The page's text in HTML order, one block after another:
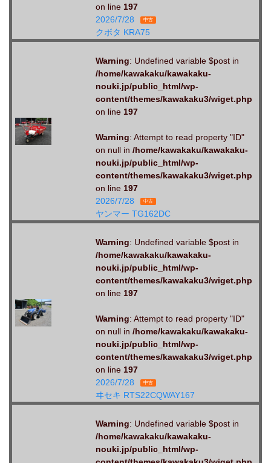
on line 197
2026/7/28
中古
クボタ KRA75
Warning: Undefined variable $post in
/home/kawakaku/kawakaku-
nouki.jp/public_html/wp-
content/themes/kawakaku3/wiget.php
on line 197
Warning: Attempt to read property "ID"
on null in /home/kawakaku/kawakaku-
nouki.jp/public_html/wp-
content/themes/kawakaku3/wiget.php
on line 197
2026/7/28
中古
ヤンマー TG162DC
Warning: Undefined variable $post in
/home/kawakaku/kawakaku-
nouki.jp/public_html/wp-
content/themes/kawakaku3/wiget.php
on line 197
Warning: Attempt to read property "ID"
on null in /home/kawakaku/kawakaku-
nouki.jp/public_html/wp-
content/themes/kawakaku3/wiget.php
on line 197
2026/7/28
中古
ヰセキ RTS22CQWAY167
Warning: Undefined variable $post in
/home/kawakaku/kawakaku-
nouki.jp/public_html/wp-